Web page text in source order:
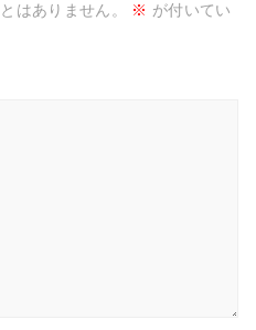
はありません。 ※ が付いてい